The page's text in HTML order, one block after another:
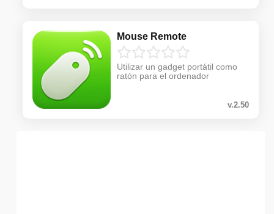
Mouse Remote
Utilizar un gadget portátil como
ratón para el ordenador
v.2.50